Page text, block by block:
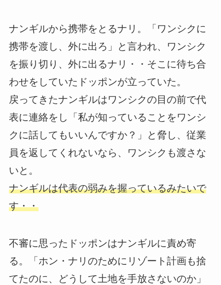
ナンギルから携帯をとるナリ。「ワンシクに
携帯を渡し、外に出ろ」と言われ、ワンシク
を振り切り、外に出るナリ・・そこに待ち合
わせをしていたドッポンが立っていた。
戻ってきたナンギルはワンシクの目の前で代
表に連絡をし「私が知っていることをワンシ
クに話してもいいんですか？」と脅し、従業
員を返してくれないなら、ワンシクも渡さな
いと。
ナンギルは代表の弱みを握っているみたいで
す・・
不審に思ったドッポンはナンギルに責め寄
る。「ホン・ナリのためにリゾート計画も捨
てたのに、どうして土地を手放さないのか」